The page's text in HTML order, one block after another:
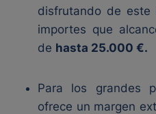
disfrutando de este
importes que
de hasta 25.000 €.
Para los grandes
ofrece un margen